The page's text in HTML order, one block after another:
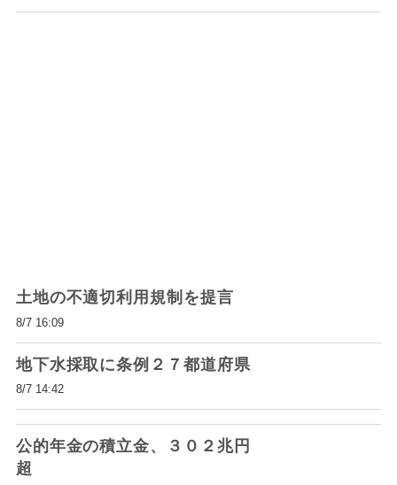
土地の不適切利用規制を提言
8/7 16:09
地下水採取に条例２７都道府県
8/7 14:42
公的年金の積立金、３０２兆円
超